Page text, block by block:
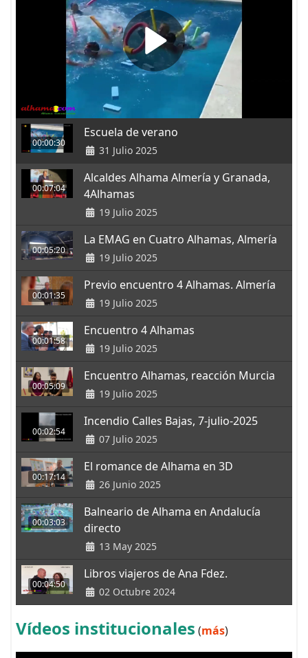
00:00:30
Escuela de verano
31 Julio 2025
00:07:04
Alcaldes Alhama Almería y Granada,
4Alhamas
19 Julio 2025
00:05:20
La EMAG en Cuatro Alhamas, Almería
19 Julio 2025
00:01:35
Previo encuentro 4 Alhamas. Almería
19 Julio 2025
00:01:58
Encuentro 4 Alhamas
19 Julio 2025
00:05:09
Encuentro Alhamas, reacción Murcia
19 Julio 2025
00:02:54
Incendio Calles Bajas, 7-julio-2025
07 Julio 2025
00:17:14
El romance de Alhama en 3D
26 Junio 2025
00:03:03
Balneario de Alhama en Andalucía
directo
13 May 2025
00:04:50
Libros viajeros de Ana Fdez.
02 Octubre 2024
Vídeos institucionales (más)